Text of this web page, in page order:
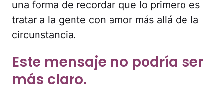
una forma de recordar que lo primero es
tratar a la gente con amor más allá de la
circunstancia.
Este mensaje no podría ser
más claro.